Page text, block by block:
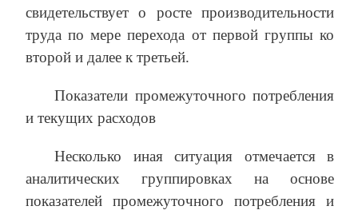
свидетельствует о росте производительности
труда по мере перехода от первой группы ко
второй и далее к третьей.
Показатели промежуточного потребления
и текущих расходов
Несколько иная ситуация отмечается в
аналитических группировках на основе
показателей промежуточного потребления и